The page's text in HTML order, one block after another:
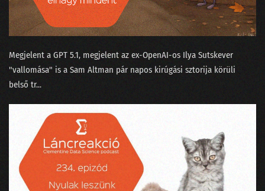
Megjelent a GPT 5.1⁠, megjelent az ex-OpenAI-os ⁠Ilya Sutskever
"vallomása"⁠ is a Sam Altman pár napos kirúgási sztorija körüli
belső tr...